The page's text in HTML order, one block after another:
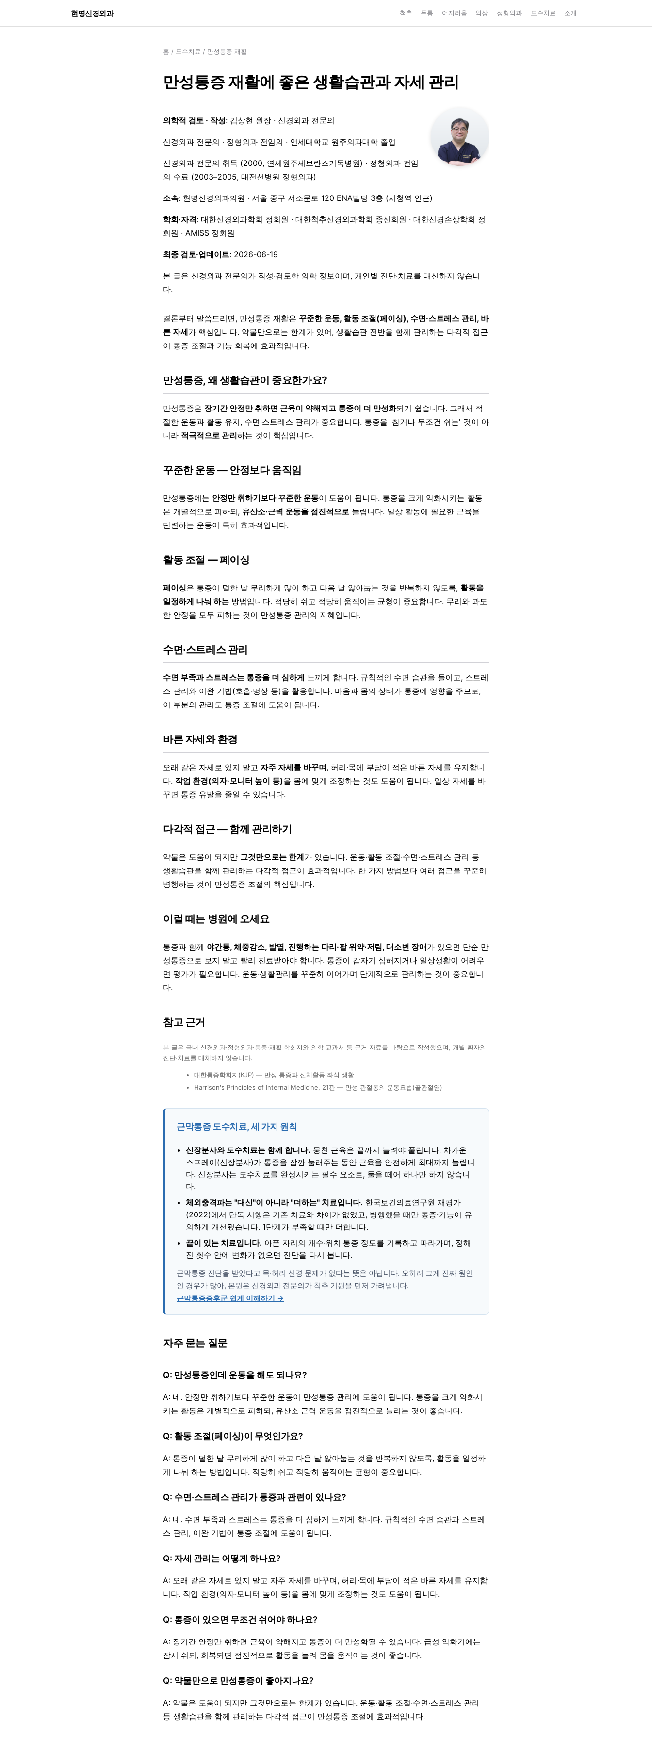
현명신경외과 척추 두통 어지러움 외상 정형외과 도수치료 소개
홈 / 도수치료 / 만성통증 재활
만성통증 재활에 좋은 생활습관과 자세 관리
의학적 검토 · 작성: 김상현 원장 · 신경외과 전문의
신경외과 전문의 · 정형외과 전임의 · 연세대학교 원주의과대학 졸업
신경외과 전문의 취득 (2000, 연세원주세브란스기독병원) · 정형외과 전임
의 수료 (2003–2005, 대전선병원 정형외과)
소속: 현명신경외과의원 · 서울 중구 서소문로 120 ENA빌딩 3층 (시청역 인근)
학회·자격: 대한신경외과학회 정회원 · 대한척추신경외과학회 종신회원 · 대한신경손상학회 정
회원 · AMISS 정회원
최종 검토·업데이트: 2026-06-19
본 글은 신경외과 전문의가 작성·검토한 의학 정보이며, 개인별 진단·치료를 대신하지 않습니
다.
결론부터 말씀드리면, 만성통증 재활은 꾸준한 운동, 활동 조절(페이싱), 수면·스트레스 관리, 바
른 자세가 핵심입니다. 약물만으로는 한계가 있어, 생활습관 전반을 함께 관리하는 다각적 접근
이 통증 조절과 기능 회복에 효과적입니다.
만성통증, 왜 생활습관이 중요한가요?
만성통증은 장기간 안정만 취하면 근육이 약해지고 통증이 더 만성화되기 쉽습니다. 그래서 적
절한 운동과 활동 유지, 수면·스트레스 관리가 중요합니다. 통증을 '참거나 무조건 쉬는' 것이 아
니라 적극적으로 관리하는 것이 핵심입니다.
꾸준한 운동 — 안정보다 움직임
만성통증에는 안정만 취하기보다 꾸준한 운동이 도움이 됩니다. 통증을 크게 악화시키는 활동
은 개별적으로 피하되, 유산소·근력 운동을 점진적으로 늘립니다. 일상 활동에 필요한 근육을
단련하는 운동이 특히 효과적입니다.
활동 조절 — 페이싱
페이싱은 통증이 덜한 날 무리하게 많이 하고 다음 날 앓아눕는 것을 반복하지 않도록, 활동을
일정하게 나눠 하는 방법입니다. 적당히 쉬고 적당히 움직이는 균형이 중요합니다. 무리와 과도
한 안정을 모두 피하는 것이 만성통증 관리의 지혜입니다.
수면·스트레스 관리
수면 부족과 스트레스는 통증을 더 심하게 느끼게 합니다. 규칙적인 수면 습관을 들이고, 스트레
스 관리와 이완 기법(호흡·명상 등)을 활용합니다. 마음과 몸의 상태가 통증에 영향을 주므로,
이 부분의 관리도 통증 조절에 도움이 됩니다.
바른 자세와 환경
오래 같은 자세로 있지 말고 자주 자세를 바꾸며, 허리·목에 부담이 적은 바른 자세를 유지합니
다. 작업 환경(의자·모니터 높이 등)을 몸에 맞게 조정하는 것도 도움이 됩니다. 일상 자세를 바
꾸면 통증 유발을 줄일 수 있습니다.
다각적 접근 — 함께 관리하기
약물은 도움이 되지만 그것만으로는 한계가 있습니다. 운동·활동 조절·수면·스트레스 관리 등
생활습관을 함께 관리하는 다각적 접근이 효과적입니다. 한 가지 방법보다 여러 접근을 꾸준히
병행하는 것이 만성통증 조절의 핵심입니다.
이럴 때는 병원에 오세요
통증과 함께 야간통, 체중감소, 발열, 진행하는 다리·팔 위약·저림, 대소변 장애가 있으면 단순 만
성통증으로 보지 말고 빨리 진료받아야 합니다. 통증이 갑자기 심해지거나 일상생활이 어려우
면 평가가 필요합니다. 운동·생활관리를 꾸준히 이어가며 단계적으로 관리하는 것이 중요합니
다.
참고 근거
본 글은 국내 신경외과·정형외과·통증·재활 학회지와 의학 교과서 등 근거 자료를 바탕으로 작성했으며, 개별 환자의
진단·치료를 대체하지 않습니다.
대한통증학회지(KJP) — 만성 통증과 신체활동·좌식 생활
Harrison's Principles of Internal Medicine, 21판 — 만성 관절통의 운동요법(골관절염)
근막통증 도수치료, 세 가지 원칙
신장분사와 도수치료는 함께 합니다. 뭉친 근육은 끝까지 늘려야 풀립니다. 차가운
스프레이(신장분사)가 통증을 잠깐 눌러주는 동안 근육을 안전하게 최대까지 늘립니
다. 신장분사는 도수치료를 완성시키는 필수 요소로, 둘을 떼어 하나만 하지 않습니
다.
체외충격파는 "대신"이 아니라 "더하는" 치료입니다. 한국보건의료연구원 재평가
(2022)에서 단독 시행은 기존 치료와 차이가 없었고, 병행했을 때만 통증·기능이 유
의하게 개선됐습니다. 1단계가 부족할 때만 더합니다.
끝이 있는 치료입니다. 아픈 자리의 개수·위치·통증 정도를 기록하고 따라가며, 정해
진 횟수 안에 변화가 없으면 진단을 다시 봅니다.
근막통증 진단을 받았다고 목·허리 신경 문제가 없다는 뜻은 아닙니다. 오히려 그게 진짜 원인
인 경우가 많아, 본원은 신경외과 전문의가 척추 기원을 먼저 가려냅니다.
근막통증증후군 쉽게 이해하기 →
자주 묻는 질문
Q: 만성통증인데 운동을 해도 되나요?
A: 네. 안정만 취하기보다 꾸준한 운동이 만성통증 관리에 도움이 됩니다. 통증을 크게 악화시
키는 활동은 개별적으로 피하되, 유산소·근력 운동을 점진적으로 늘리는 것이 좋습니다.
Q: 활동 조절(페이싱)이 무엇인가요?
A: 통증이 덜한 날 무리하게 많이 하고 다음 날 앓아눕는 것을 반복하지 않도록, 활동을 일정하
게 나눠 하는 방법입니다. 적당히 쉬고 적당히 움직이는 균형이 중요합니다.
Q: 수면·스트레스 관리가 통증과 관련이 있나요?
A: 네. 수면 부족과 스트레스는 통증을 더 심하게 느끼게 합니다. 규칙적인 수면 습관과 스트레
스 관리, 이완 기법이 통증 조절에 도움이 됩니다.
Q: 자세 관리는 어떻게 하나요?
A: 오래 같은 자세로 있지 말고 자주 자세를 바꾸며, 허리·목에 부담이 적은 바른 자세를 유지합
니다. 작업 환경(의자·모니터 높이 등)을 몸에 맞게 조정하는 것도 도움이 됩니다.
Q: 통증이 있으면 무조건 쉬어야 하나요?
A: 장기간 안정만 취하면 근육이 약해지고 통증이 더 만성화될 수 있습니다. 급성 악화기에는
잠시 쉬되, 회복되면 점진적으로 활동을 늘려 몸을 움직이는 것이 좋습니다.
Q: 약물만으로 만성통증이 좋아지나요?
A: 약물은 도움이 되지만 그것만으로는 한계가 있습니다. 운동·활동 조절·수면·스트레스 관리
등 생활습관을 함께 관리하는 다각적 접근이 만성통증 조절에 효과적입니다.